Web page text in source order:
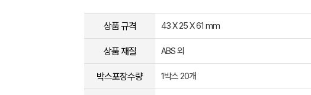
상품 규격 43 X 25 X 61 mm
상품 재질 ABS 외
박스포장수량 1박스 20개